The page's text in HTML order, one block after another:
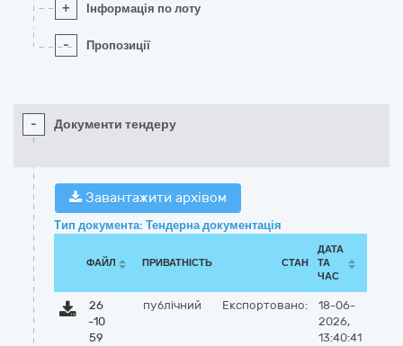
+ Інформація по лоту
- Пропозиції
- Документи тендеру
Завантажити архівом
Тип документа: Тендерна документація
ФАЙЛ ПРИВАТНІСТЬ СТАН
ДАТА
ТА
ЧАС
26
-10
59
публічний Експортовано:
18-06-
2026,
13:40:41